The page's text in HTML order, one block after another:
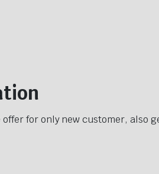
for only new customer, also